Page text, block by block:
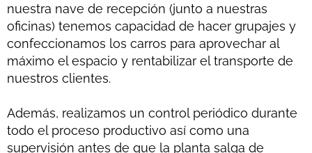
nuestra nave de recepción (junto a nuestras
oficinas) tenemos capacidad de hacer grupajes y
confeccionamos los carros para aprovechar al
máximo el espacio y rentabilizar el transporte de
nuestros clientes.
Además, realizamos un control periódico durante
todo el proceso productivo así como una
supervisión antes de que la planta salga de